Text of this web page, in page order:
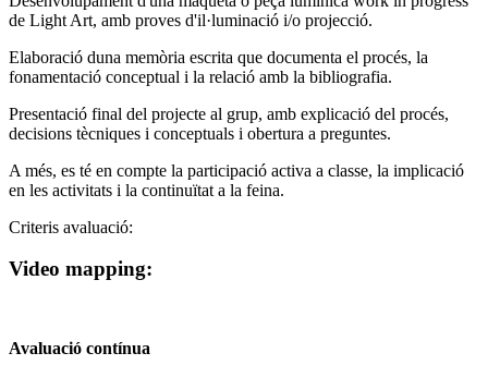
de Light Art, amb proves d'il·luminació i/o projecció.
Elaboració duna memòria escrita que documenta el procés, la
fonamentació conceptual i la relació amb la bibliografia.
Presentació final del projecte al grup, amb explicació del procés,
decisions tècniques i conceptuals i obertura a preguntes.
A més, es té en compte la participació activa a classe, la implicació
en les activitats i la continuïtat a la feina.
Criteris avaluació:
Video mapping:
Avaluació contínua